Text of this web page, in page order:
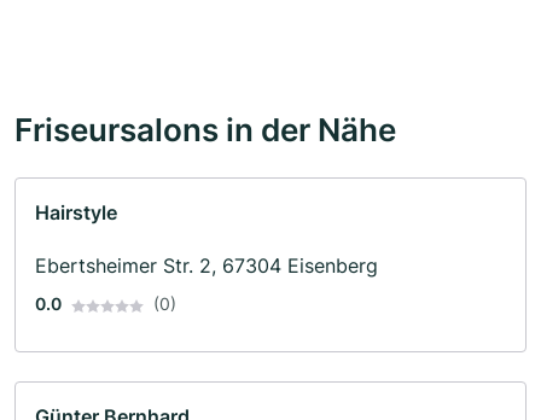
Friseursalons in der Nähe
Hairstyle
Ebertsheimer Str. 2, 67304 Eisenberg
0.0 (0)